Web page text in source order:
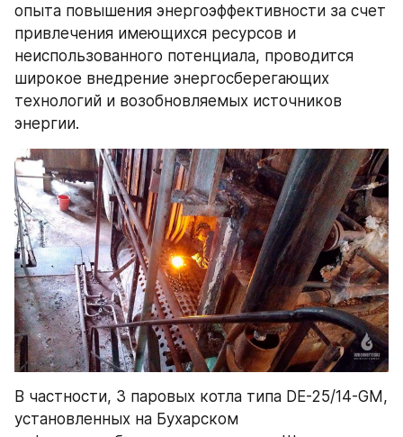
опыта повышения энергоэффективности за счет
привлечения имеющихся ресурсов и
неиспользованного потенциала, проводится
широкое внедрение энергосберегающих
технологий и возобновляемых источников
энергии.
В частности, 3 паровых котла типа DE-25/14-GM,
установленных на Бухарском